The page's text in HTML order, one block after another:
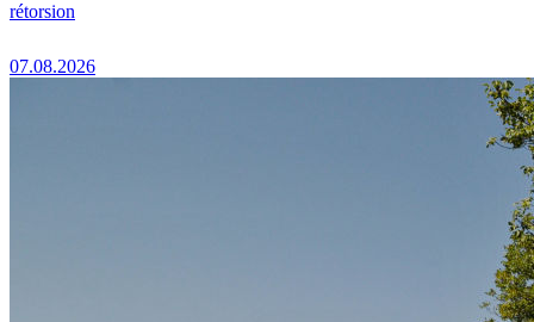
rétorsion
07.08.2026